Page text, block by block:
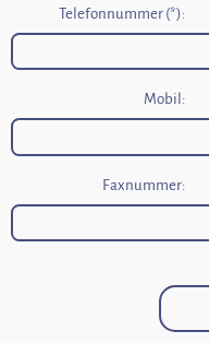
Telefonnummer (*):
Mobil:
Faxnummer: